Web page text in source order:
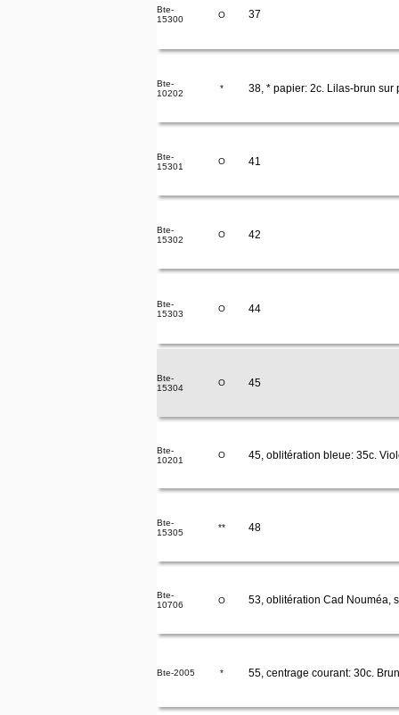
Bte-
15300
O 37
Bte-
10202
* 38, * papier: 2c. Lilas-brun sur
Bte-
15301
O 41
Bte-
15302
O 42
Bte-
15303
O 44
Bte-
15304
O 45
Bte-
10201
O 45, oblitération bleue: 35c.
Bte-
15305
** 48
Bte-
10706
O 53, oblitération Cad Nouméa,
Bte-2005 * 55, centrage courant: 30c.